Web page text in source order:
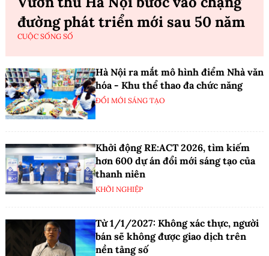
đường phát triển mới sau 50 năm
CUỘC SỐNG SỐ
Hà Nội ra mắt mô hình điểm Nhà văn
hóa - Khu thể thao đa chức năng
ĐỔI MỚI SÁNG TẠO
Khởi động RE:ACT 2026, tìm kiếm
hơn 600 dự án đổi mới sáng tạo của
thanh niên
KHỞI NGHIỆP
Từ 1/1/2027: Không xác thực, người
bán sẽ không được giao dịch trên
nền tảng số